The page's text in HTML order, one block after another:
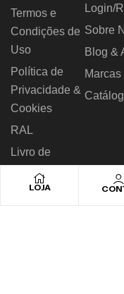
LOJA
Termos e
Condições de
Uso
Política de
Privacidade &
Cookies
RAL
Livro de
Reclamações
Login/
Sobre
Blog &
Marcas